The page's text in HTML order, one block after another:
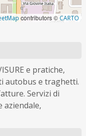
contributors © CARTO
e pratiche,
autobus e traghetti.
Servizi di
aziendale,